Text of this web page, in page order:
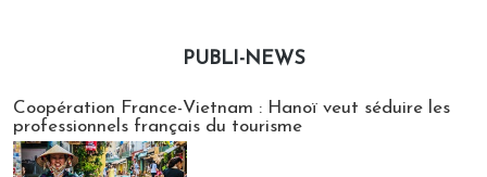
PUBLI-NEWS
Coopération France-Vietnam : Hanoï veut séduire les
professionnels français du tourisme